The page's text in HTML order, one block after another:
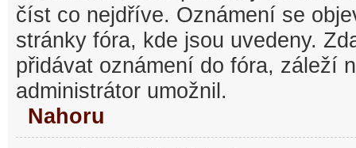
číst co nejdříve. Oznámení se
stránky fóra, kde jsou uvedeny.
přidávat oznámení do fóra, záleží
administrátor umožnil.
Nahoru